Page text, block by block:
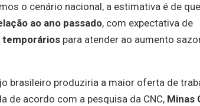
o cenário nacional, a estimativa é de
ao ano passado, com expectativa de
temporários para atender ao aumento
brasileiro produziria a maior oferta de
de acordo com a pesquisa da CNC, Minas